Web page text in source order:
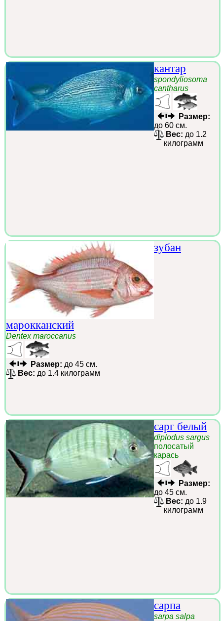
кантар
spondyliosoma
cantharus
Размер:
до 60 см.
Вес: до 1.2
килограмм
зубан
марокканский
Dentex maroccanus
Размер: до 45 см.
Вес: до 1.4 килограмм
сарг белый
diplodus sargus
полосатый
карась
Размер:
до 45 см.
Вес: до 1.9
килограмм
сарпа
sarpa salpa